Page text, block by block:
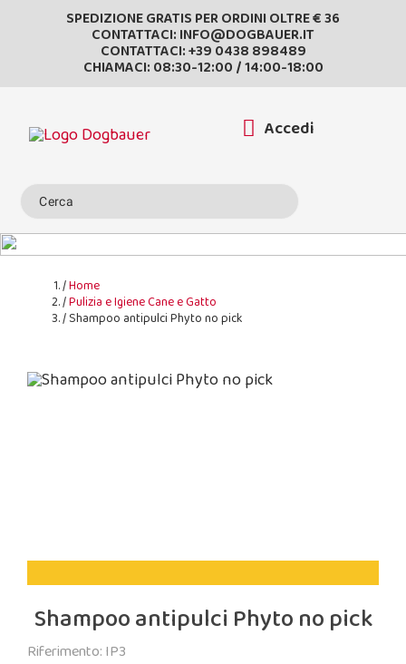
SPEDIZIONE GRATIS PER ORDINI OLTRE € 36
CONTATTACI: INFO@DOGBAUER.IT
CONTATTACI:+39 0438 898489
CHIAMACI: 08:30-12:00 / 14:00-18:00
Accedi
Home
Pulizia e Igiene Cane e Gatto
Shampoo antipulci Phyto no pick
Shampoo antipulci Phyto no pick
Riferimento: IP3